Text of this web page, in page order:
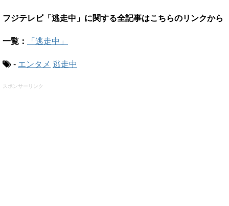
フジテレビ「逃走中」に関する全記事はこちらのリンクから
一覧： 「逃走中」
- エンタメ 逃走中
スポンサーリンク